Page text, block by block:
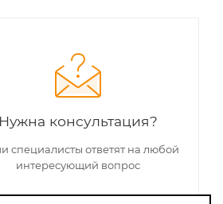
Нужна консультация?
специалисты ответят на любой
интересующий вопрос